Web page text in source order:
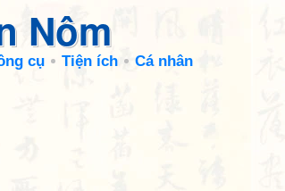
Nôm
cụ Tiện ích Cá nhân